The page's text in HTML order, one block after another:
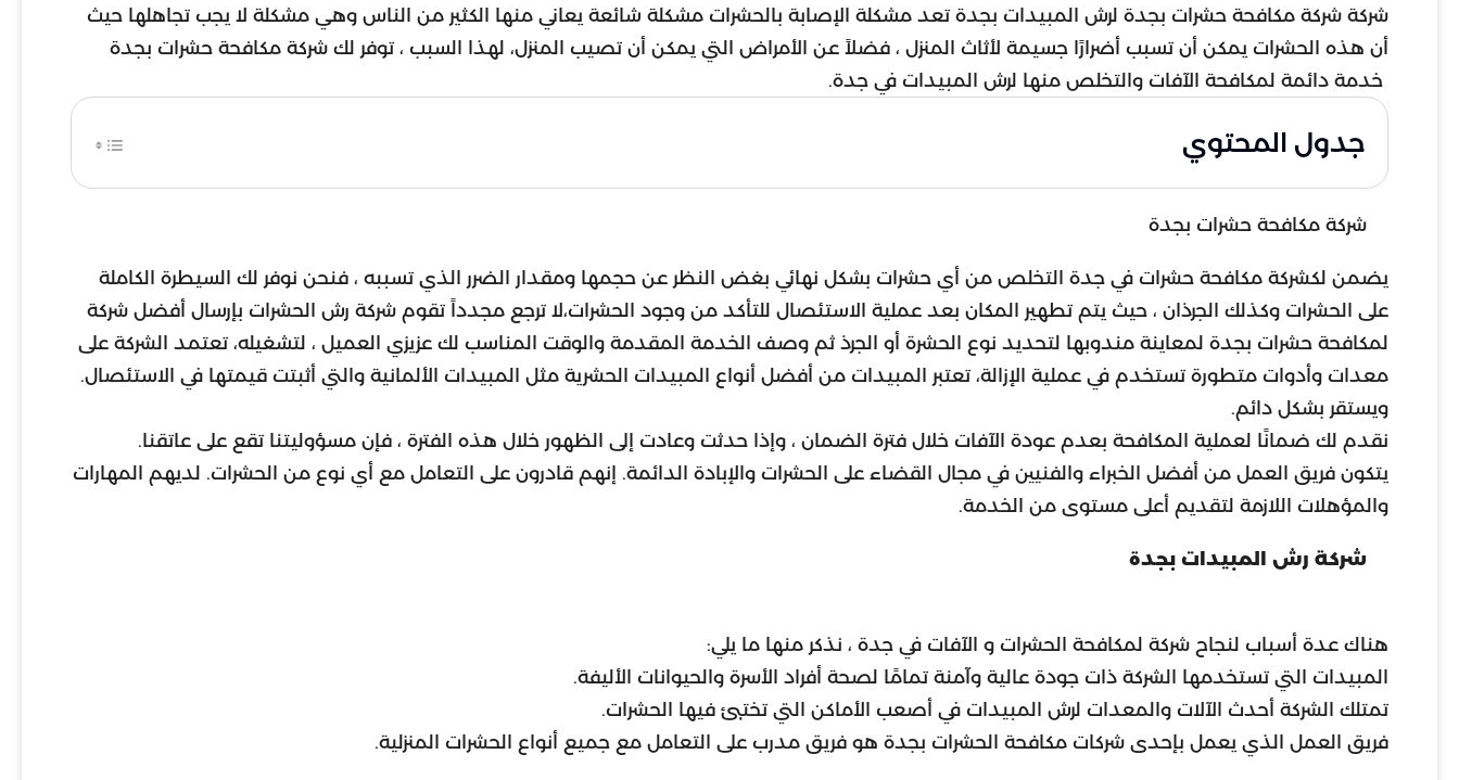
شركة شركة مكافحة حشرات بجدة لرش المبيدات بجدة تعد مشكلة الإصابة بالحشرات مشكلة شائعة يعاني منها الكثير من الناس وهي مشكلة لا يجب تجاهلها حيث
أن هذه الحشرات يمكن أن تسبب أضرارًا جسيمة لأثاث المنزل ، فضلاً عن الأمراض التي يمكن أن تصيب المنزل، لهذا السبب ، توفر لك شركة مكافحة حشرات بجدة
خدمة دائمة لمكافحة الآفات والتخلص منها لرش المبيدات في جدة.
جدول المحتوي
شركة مكافحة حشرات بجدة
يضمن لكشركة مكافحة حشرات في جدة التخلص من أي حشرات بشكل نهائي بغض النظر عن حجمها ومقدار الضرر الذي تسببه ، فنحن نوفر لك السيطرة الكاملة
على الحشرات وكذلك الجرذان ، حيث يتم تطهير المكان بعد عملية الاستئصال للتأكد من وجود الحشرات،لا ترجع مجدداً تقوم شركة رش الحشرات بإرسال أفضل شركة
لمكافحة حشرات بجدة لمعاينة مندوبها لتحديد نوع الحشرة أو الجرذ ثم وصف الخدمة المقدمة والوقت المناسب لك عزيزي العميل ، لتشغيله، تعتمد الشركة على
معدات وأدوات متطورة تستخدم في عملية الإزالة، تعتبر المبيدات من أفضل أنواع المبيدات الحشرية مثل المبيدات الألمانية والتي أثبتت قيمتها في الاستئصال.
ويستقر بشكل دائم.
نقدم لك ضمانًا لعملية المكافحة بعدم عودة الآفات خلال فترة الضمان ، وإذا حدثت وعادت إلى الظهور خلال هذه الفترة ، فإن مسؤوليتنا تقع على عاتقنا.
يتكون فريق العمل من أفضل الخبراء والفنيين في مجال القضاء على الحشرات والإبادة الدائمة. إنهم قادرون على التعامل مع أي نوع من الحشرات. لديهم المهارات
والمؤهلات اللازمة لتقديم أعلى مستوى من الخدمة.
شركة رش المبيدات بجدة
هناك عدة أسباب لنجاح شركة لمكافحة الحشرات و الآفات في جدة ، نذكر منها ما يلي:
المبيدات التي تستخدمها الشركة ذات جودة عالية وآمنة تمامًا لصحة أفراد الأسرة والحيوانات الأليفة.
تمتلك الشركة أحدث الآلات والمعدات لرش المبيدات في أصعب الأماكن التي تختبئ فيها الحشرات.
فريق العمل الذي يعمل بإحدى شركات مكافحة الحشرات بجدة هو فريق مدرب على التعامل مع جميع أنواع الحشرات المنزلية.